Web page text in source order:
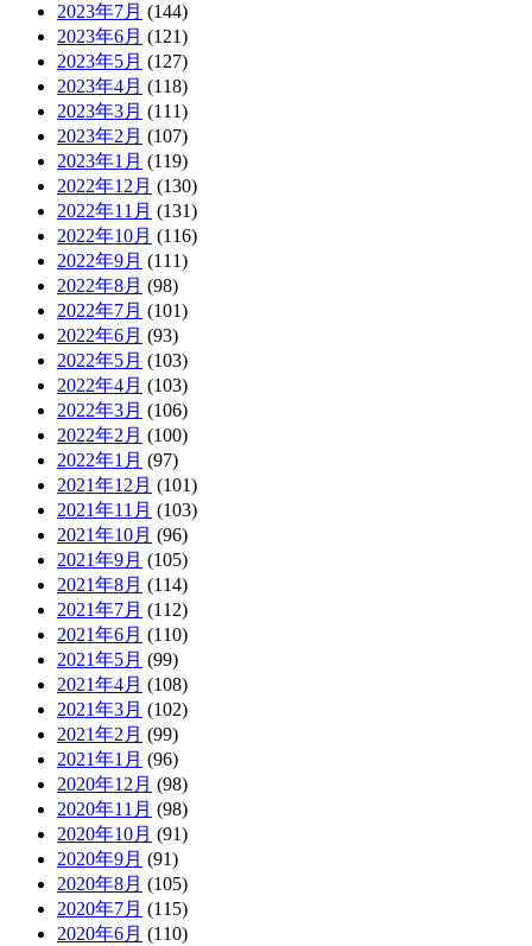
2023年7月 (144)
2023年6月 (121)
2023年5月 (127)
2023年4月 (118)
2023年3月 (111)
2023年2月 (107)
2023年1月 (119)
2022年12月 (130)
2022年11月 (131)
2022年10月 (116)
2022年9月 (111)
2022年8月 (98)
2022年7月 (101)
2022年6月 (93)
2022年5月 (103)
2022年4月 (103)
2022年3月 (106)
2022年2月 (100)
2022年1月 (97)
2021年12月 (101)
2021年11月 (103)
2021年10月 (96)
2021年9月 (105)
2021年8月 (114)
2021年7月 (112)
2021年6月 (110)
2021年5月 (99)
2021年4月 (108)
2021年3月 (102)
2021年2月 (99)
2021年1月 (96)
2020年12月 (98)
2020年11月 (98)
2020年10月 (91)
2020年9月 (91)
2020年8月 (105)
2020年7月 (115)
2020年6月 (110)